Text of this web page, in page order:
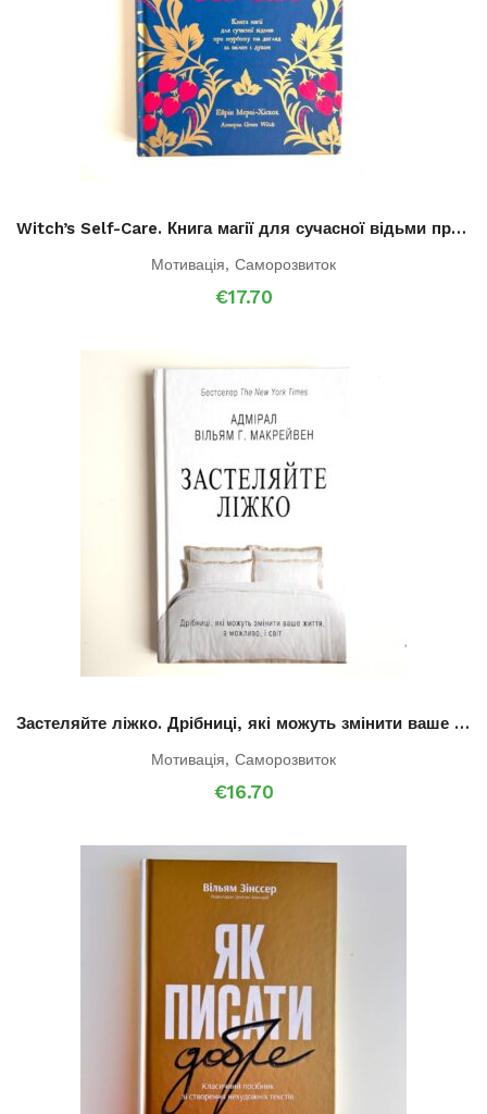
Witch’s Self-Care. Книга магії для сучасної відьми про турботу та догляд за тілом і духом
Мотивація, Саморозвиток
€17.70
Застеляйте ліжко. Дрібниці, які можуть змінити ваше життя… і, можливо, світ
Мотивація, Саморозвиток
€16.70